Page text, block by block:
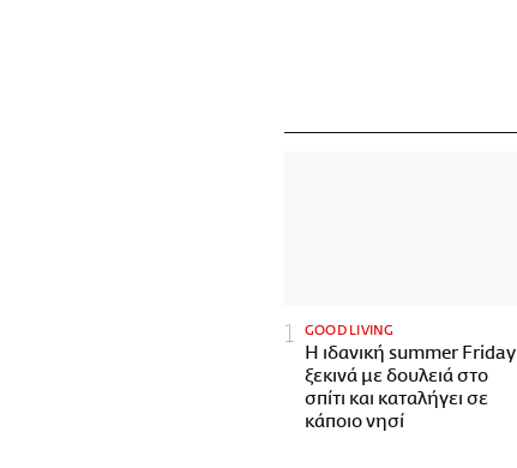
GOOD LIVING
Η ιδανική summer Friday
ξεκινά με δουλειά στο
σπίτι και καταλήγει σε
κάποιο νησί